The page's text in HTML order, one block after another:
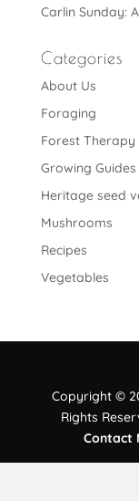
Carlin Sunday:
Categories
About Us
Foraging
Forest Therapy
Growing Guides
Heritage seed
Mushrooms
Recipes
Vegetables
Copyright ©
Rights
Contact